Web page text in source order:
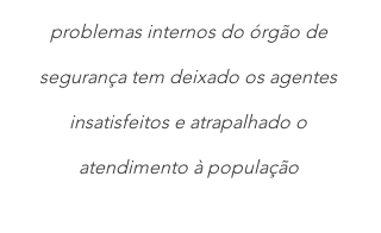
problemas internos do órgão de
segurança tem deixado os agentes
insatisfeitos e atrapalhado o
atendimento à população